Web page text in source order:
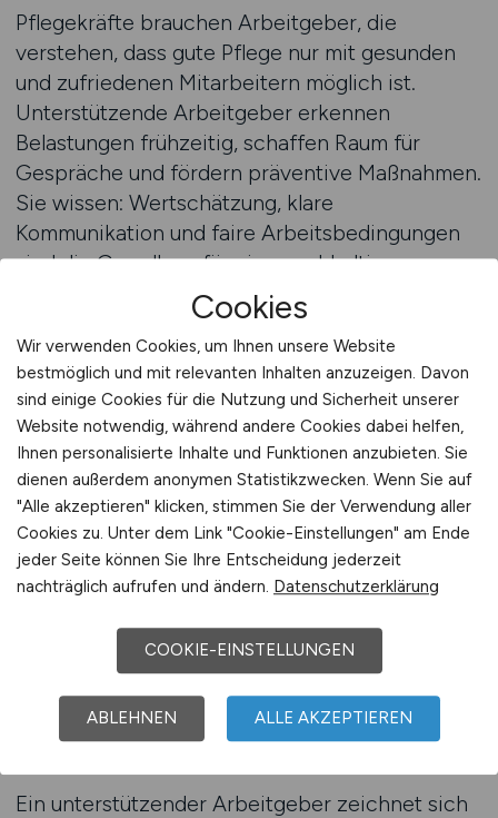
Pflegekräfte brauchen Arbeitgeber, die
verstehen, dass gute Pflege nur mit gesunden
und zufriedenen Mitarbeitern möglich ist.
Unterstützende Arbeitgeber erkennen
Belastungen frühzeitig, schaffen Raum für
Gespräche und fördern präventive Maßnahmen.
Sie wissen: Wertschätzung, klare
Kommunikation und faire Arbeitsbedingungen
sind die Grundlage für eine nachhaltige
Pflegequalität. Wer in einem solchen Umfeld
arbeitet, erlebt weniger Stress, mehr
Teamzusammenhalt und echte Motivation.
Spezialisierte Jobbörsen bieten Pflegekräften
die Möglichkeit, gezielt nach diesen
Arbeitgebern zu suchen. Einrichtungen, die
Gesundheitsmanagement, Fortbildungen oder
Supervision anbieten, heben sich deutlich von
anderen ab. Auch flexible Arbeitszeitmodelle
oder Zuschüsse zu Fitness- und
Erholungsangeboten sind klare Indikatoren für
verantwortungsvolle Arbeitgeber. Pflegekräfte
sollten bei ihrer Jobsuche darauf achten, dass
die Arbeitskultur auf langfristige Stabilität
ausgelegt ist.
Ein unterstützender Arbeitgeber zeichnet sich
Cookies
Wir verwenden Cookies, um Ihnen unsere Website
bestmöglich und mit relevanten Inhalten anzuzeigen. Davon
sind einige Cookies für die Nutzung und Sicherheit unserer
Website notwendig, während andere Cookies dabei helfen,
Ihnen personalisierte Inhalte und Funktionen anzubieten. Sie
dienen außerdem anonymen Statistikzwecken. Wenn Sie auf
"Alle akzeptieren" klicken, stimmen Sie der Verwendung aller
Cookies zu. Unter dem Link "Cookie-Einstellungen" am Ende
jeder Seite können Sie Ihre Entscheidung jederzeit
nachträglich aufrufen und ändern. Datenschutzerklärung
COOKIE-EINSTELLUNGEN
ABLEHNEN ALLE AKZEPTIEREN